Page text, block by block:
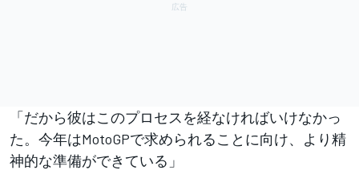
「だから彼はこのプロセスを経なければいけなかっ
た。今年はMotoGPで求められることに向け、より精
神的な準備ができている」